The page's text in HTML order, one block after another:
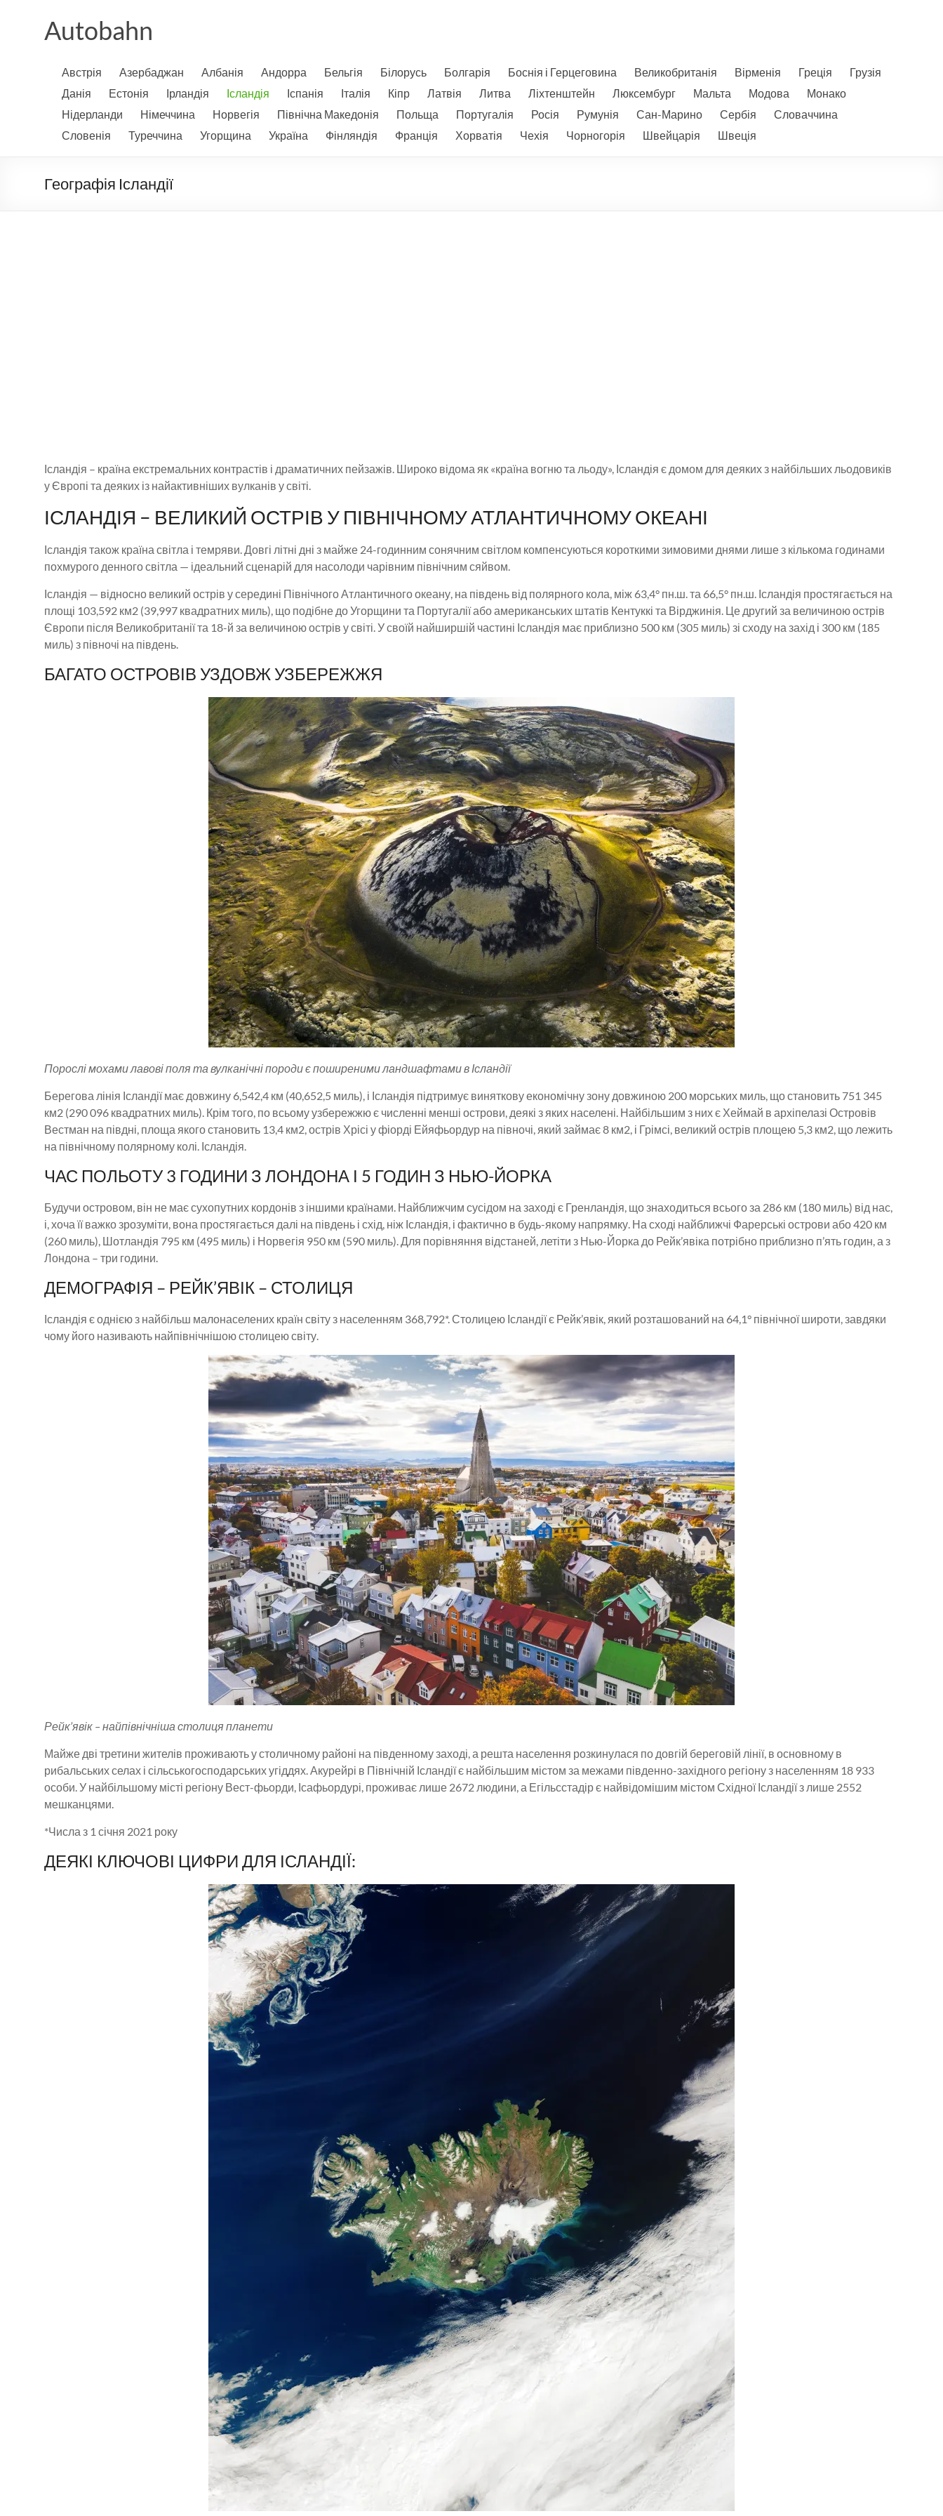
Autobahn
Австрія Азербаджан Албанія Андорра Бельгія Білорусь Болгарія Боснія і Герцеговина Великобританія Вірменія Греція
Грузія
Данія
Естонія Ірландія Ісландія Іспанія Італія Кіпр Латвія Литва Ліхтенштейн Люксембург Мальта Модова
Монако
Нідерланди
Німеччина Норвегія Північна Македонія Польща Португалія Росія Румунія Сан-Марино Сербія
Словаччина
Словенія
Туреччина Угорщина Україна Фінляндія Франція Хорватія Чехія Чорногорія Швейцарія Швеція
Географія Ісландії
Ісландія – країна екстремальних контрастів і драматичних пейзажів. Широко відома як «країна вогню та льоду», Ісландія є домом для деяких з найбільших льодовиків
у Європі та деяких із найактивніших вулканів у світі.
ІСЛАНДІЯ – ВЕЛИКИЙ ОСТРІВ У ПІВНІЧНОМУ АТЛАНТИЧНОМУ ОКЕАНІ
Ісландія також країна світла і темряви. Довгі літні дні з майже 24-годинним сонячним світлом компенсуються короткими зимовими днями лише з кількома годинами
похмурого денного світла — ідеальний сценарій для насолоди чарівним північним сяйвом.
Ісландія — відносно великий острів у середині Північного Атлантичного океану, на південь від полярного кола, між 63,4° пн.ш. та 66,5° пн.ш. Ісландія простягається на
площі 103,592 км2 (39,997 квадратних миль), що подібне до Угорщини та Португалії або американських штатів Кентуккі та Вірджинія. Це другий за величиною острів
Європи після Великобританії та 18-й за величиною острів у світі. У своїй найширшій частині Ісландія має приблизно 500 км (305 миль) зі сходу на захід і 300 км (185
миль) з півночі на південь.
БАГАТО ОСТРОВІВ УЗДОВЖ УЗБЕРЕЖЖЯ
Порослі мохами лавові поля та вулканічні породи є поширеними ландшафтами в Ісландії
Берегова лінія Ісландії має довжину 6,542,4 км (40,652,5 миль), і Ісландія підтримує виняткову економічну зону довжиною 200 морських миль, що становить 751 345
км2 (290 096 квадратних миль). Крім того, по всьому узбережжю є численні менші острови, деякі з яких населені. Найбільшим з них є Хеймай в архіпелазі Островів
Вестман на півдні, площа якого становить 13,4 км2, острів Хрісі у фіорді Ейяфьордур на півночі, який займає 8 км2, і Грімсі, великий острів площею 5,3 км2, що лежить
на північному полярному колі. Ісландія.
ЧАС ПОЛЬОТУ 3 ГОДИНИ З ЛОНДОНА І 5 ГОДИН З НЬЮ-ЙОРКА
Будучи островом, він не має сухопутних кордонів з іншими країнами. Найближчим сусідом на заході є Гренландія, що знаходиться всього за 286 км (180 миль) від нас,
і, хоча її важко зрозуміти, вона простягається далі на південь і схід, ніж Ісландія, і фактично в будь-якому напрямку. На сході найближчі Фарерські острови або 420 км
(260 миль), Шотландія 795 км (495 миль) і Норвегія 950 км (590 миль). Для порівняння відстаней, летіти з Нью-Йорка до Рейк’явіка потрібно приблизно п’ять годин, а з
Лондона – три години.
ДЕМОГРАФІЯ – РЕЙК’ЯВІК – СТОЛИЦЯ
Ісландія є однією з найбільш малонаселених країн світу з населенням 368,792*. Столицею Ісландії є Рейк’явік, який розташований на 64,1° північної широти, завдяки
чому його називають найпівнічнішою столицею світу.
Рейк’явік – найпівнічніша столиця планети
Майже дві третини жителів проживають у столичному районі на південному заході, а решта населення розкинулася по довгій береговій лінії, в основному в
рибальських селах і сільськогосподарських угіддях. Акурейрі в Північній Ісландії є найбільшим містом за межами південно-західного регіону з населенням 18 933
особи. У найбільшому місті регіону Вест-фьорди, Ісафьордурі, проживає лише 2672 людини, а Егільсстадір є найвідомішим містом Східної Ісландії з лише 2552
мешканцями.
*Числа з 1 січня 2021 року
ДЕЯКІ КЛЮЧОВІ ЦИФРИ ДЛЯ ІСЛАНДІЇ: